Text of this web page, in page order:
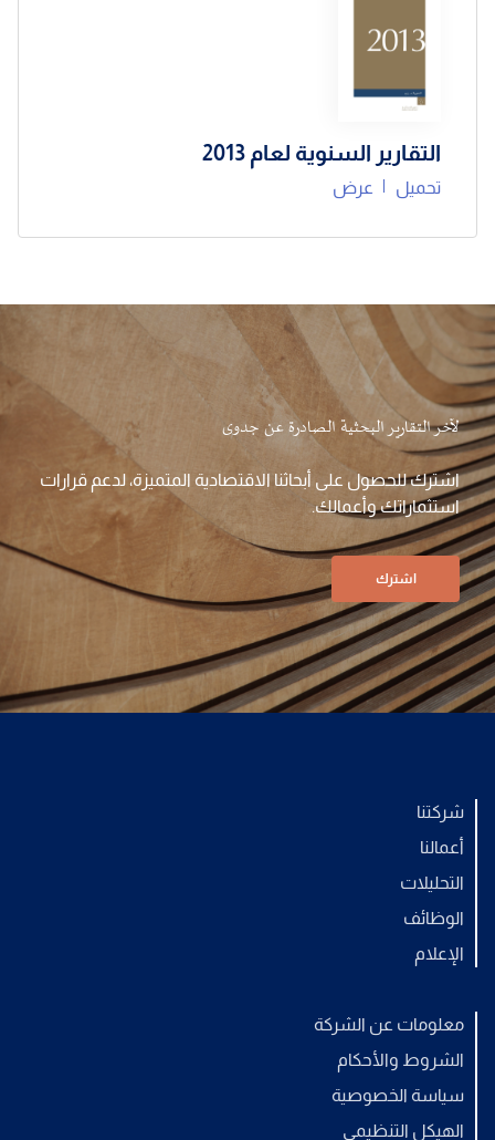
التقارير السنوية لعام 2013
تحميل عرض
لآخر التقارير البحثية الصادرة عن جدوى
اشترك للحصول على أبحاثنا الاقتصادية المتميزة، لدعم قرارات
استثماراتك وأعمالك.
اشترك
شركتنا
أعمالنا
التحليلات
الوظائف
الإعلام
معلومات عن الشركة
الشروط والأحكام
سياسة الخصوصية
الهيكل التنظيمي